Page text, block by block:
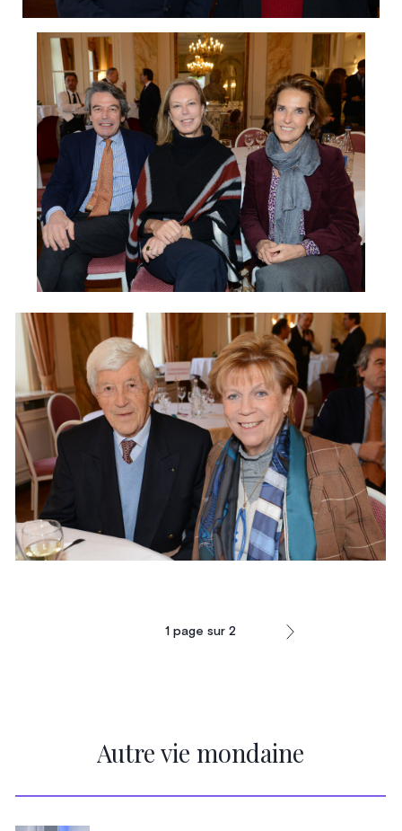
1 page sur 2
Autre vie mondaine